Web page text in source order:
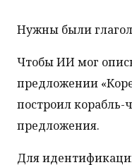
Нужны были
Чтобы ИИ мог
предложении
построил корабль-
предложения.
Для